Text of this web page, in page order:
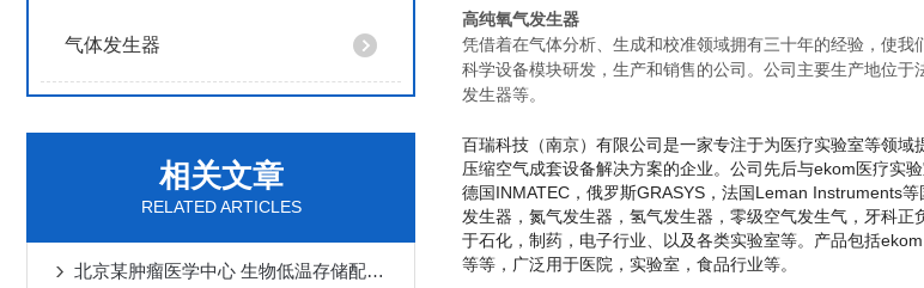
气体发生器
相关文章
RELATED ARTICLES
北京某肿瘤医学中心 生物低温存储配套一体式氮气发生器
高纯氧气发生器
凭借着在气体分析、生成和校准领域拥有三十年的经验，使
科学设备模块研发，生产和销售的公司。公司主要生产地位
发生器等。
百瑞科技（南京）有限公司是一家专注于为医疗实验室等领
压缩空气成套设备解决方案的企业。公司先后与ekom医疗实验
德国INMATEC，俄罗斯GRASYS，法国Leman Instruments
发生器，氮气发生器，氢气发生器，零级空气发生气，牙科
于石化，制药，电子行业、以及各类实验室等。产品包括
等等，广泛用于医院，实验室，食品行业等。